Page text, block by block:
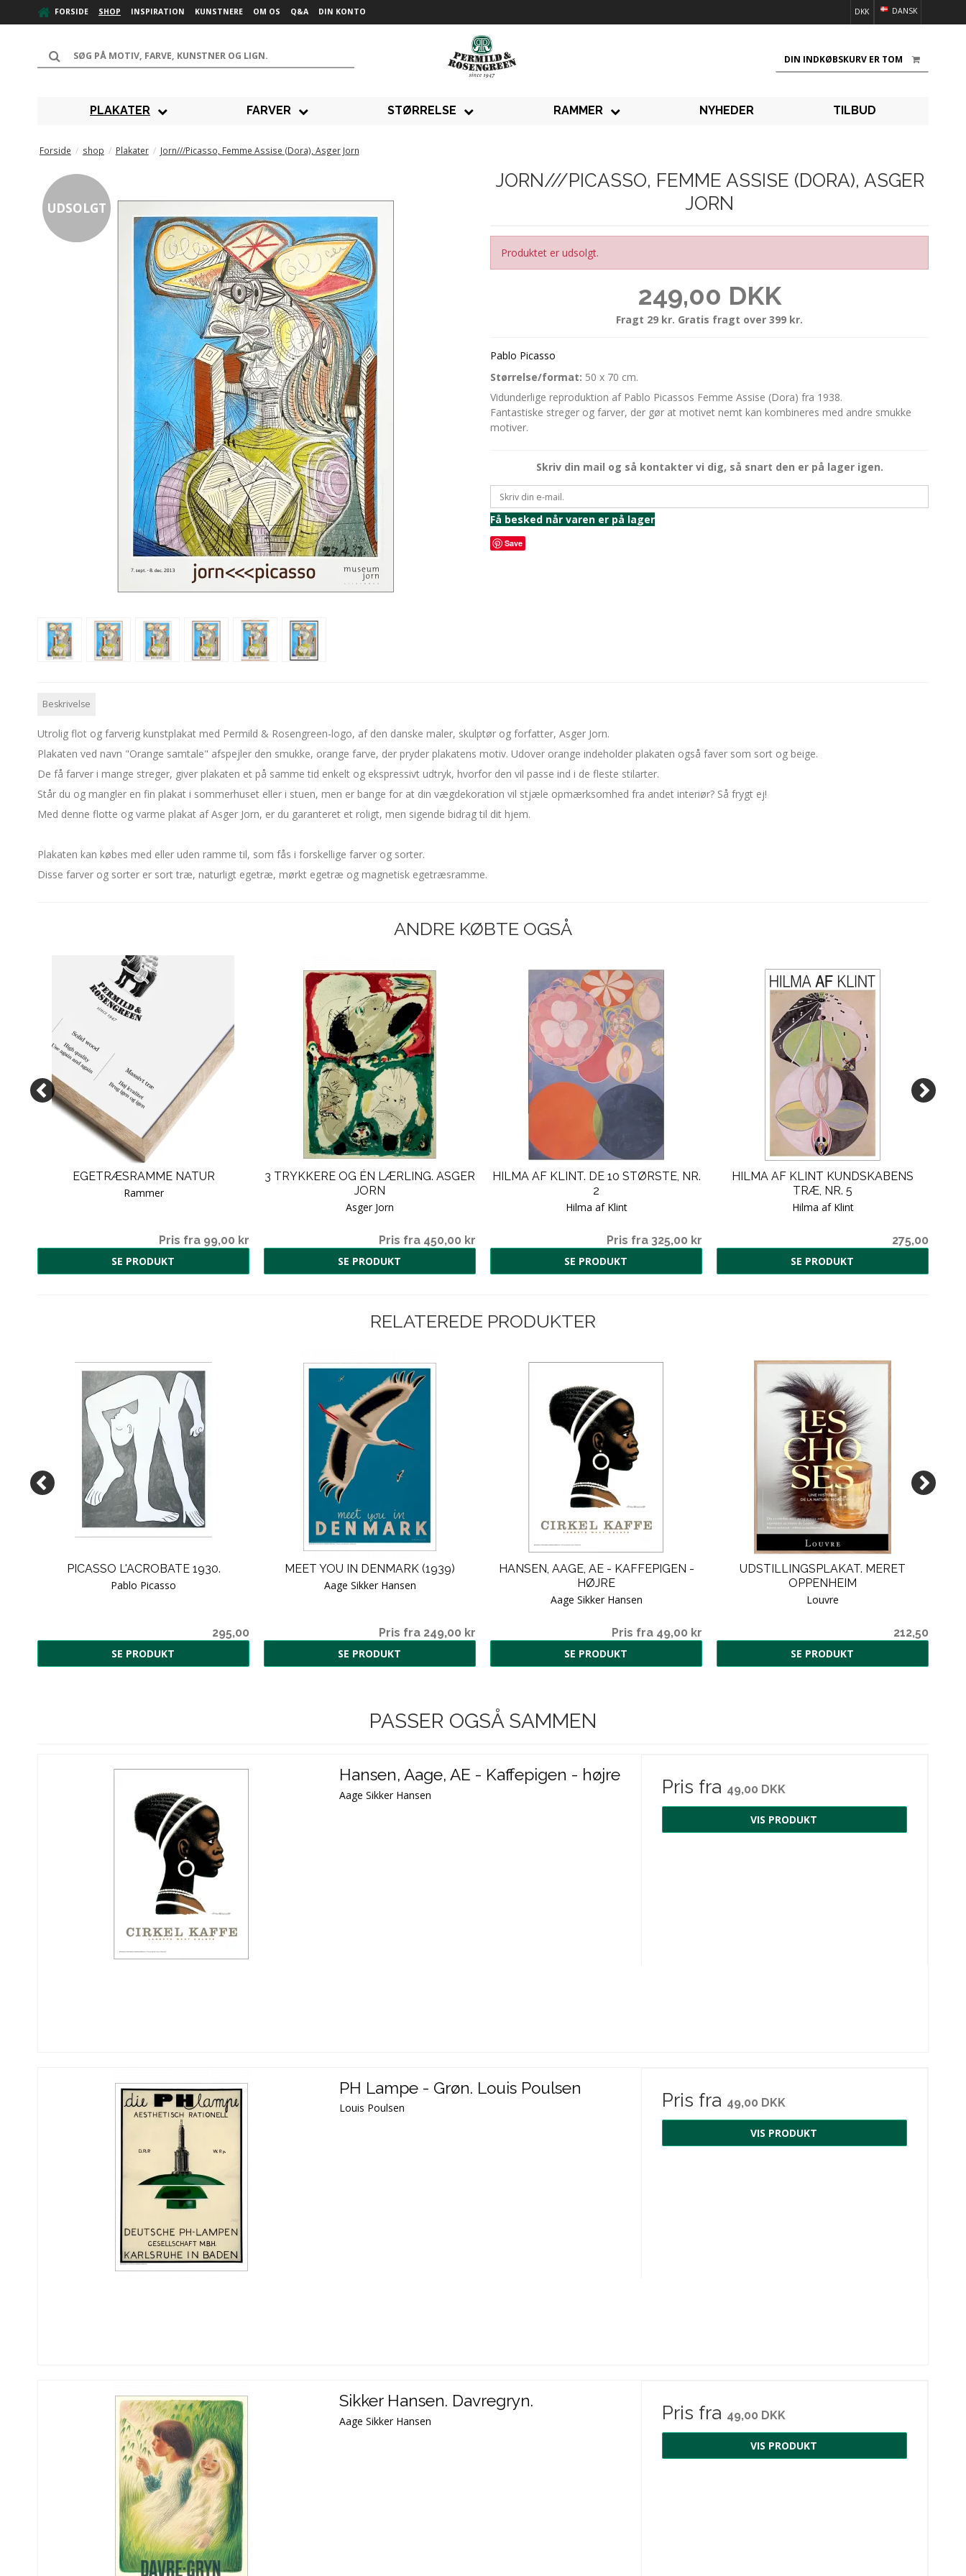
FORSIDE SHOP INSPIRATION KUNSTNERE OM OS Q&A DIN KONTO DANSK
DKK
DIN INDKØBSKURV ER TOM
PLAKATER FARVER STØRRELSE RAMMER NYHEDER TILBUD
Forside / shop / Plakater / Jorn///Picasso, Femme Assise (Dora), Asger Jorn
UDSOLGT
JORN///PICASSO, FEMME ASSISE (DORA), ASGER
JORN
Produktet er udsolgt.
249,00 DKK
Fragt 29 kr. Gratis fragt over 399 kr.
Pablo Picasso
Størrelse/format: 50 x 70 cm.
Vidunderlige reproduktion af Pablo Picassos Femme Assise (Dora) fra 1938.
Fantastiske streger og farver, der gør at motivet nemt kan kombineres med andre smukke
motiver.
Skriv din mail og så kontakter vi dig, så snart den er på lager igen.
Få besked når varen er på lager
Save
Beskrivelse
Utrolig flot og farverig kunstplakat med Permild & Rosengreen-logo, af den danske maler, skulptør og forfatter, Asger Jorn.
Plakaten ved navn "Orange samtale" afspejler den smukke, orange farve, der pryder plakatens motiv. Udover orange indeholder plakaten også faver som sort og beige.
De få farver i mange streger, giver plakaten et på samme tid enkelt og ekspressivt udtryk, hvorfor den vil passe ind i de fleste stilarter.
Står du og mangler en fin plakat i sommerhuset eller i stuen, men er bange for at din vægdekoration vil stjæle opmærksomhed fra andet interiør? Så frygt ej!
Med denne flotte og varme plakat af Asger Jorn, er du garanteret et roligt, men sigende bidrag til dit hjem.
Plakaten kan købes med eller uden ramme til, som fås i forskellige farver og sorter.
Disse farver og sorter er sort træ, naturligt egetræ, mørkt egetræ og magnetisk egetræsramme.
ANDRE KØBTE OGSÅ
EGETRÆSRAMME NATUR
Rammer
Pris fra 99,00 kr
SE PRODUKT
3 TRYKKERE OG ÉN LÆRLING. ASGER
JORN
Asger Jorn
Pris fra 450,00 kr
SE PRODUKT
HILMA AF KLINT. DE 10 STØRSTE, NR.
2
Hilma af Klint
Pris fra 325,00 kr
SE PRODUKT
HILMA AF KLINT KUNDSKABENS
TRÆ, NR. 5
Hilma af Klint
275,00
SE PRODUKT
RELATEREDE PRODUKTER
PICASSO L'ACROBATE 1930.
Pablo Picasso
295,00
SE PRODUKT
MEET YOU IN DENMARK (1939)
Aage Sikker Hansen
Pris fra 249,00 kr
SE PRODUKT
HANSEN, AAGE, AE - KAFFEPIGEN -
HØJRE
Aage Sikker Hansen
Pris fra 49,00 kr
SE PRODUKT
UDSTILLINGSPLAKAT. MERET
OPPENHEIM
Louvre
212,50
SE PRODUKT
PASSER OGSÅ SAMMEN
Hansen, Aage, AE - Kaffepigen - højre
Aage Sikker Hansen Pris fra 49,00 DKK
VIS PRODUKT
PH Lampe - Grøn. Louis Poulsen
Louis Poulsen Pris fra 49,00 DKK
VIS PRODUKT
Sikker Hansen. Davregryn.
Aage Sikker Hansen Pris fra 49,00 DKK
VIS PRODUKT